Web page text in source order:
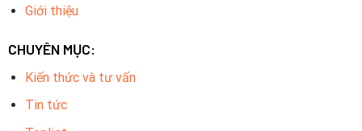
Giới thiệu
CHUYÊN MỤC:
Kiến thức và tư vấn
Tin tức